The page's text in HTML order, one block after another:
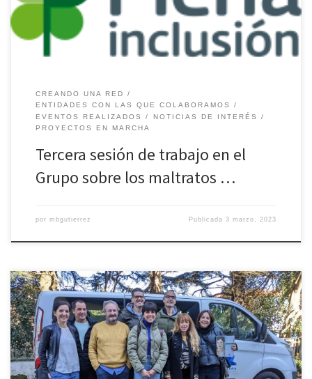
CREANDO UNA RED
ENTIDADES CON LAS QUE COLABORAMOS
EVENTOS REALIZADOS
NOTICIAS DE INTERÉS
PROYECTOS EN MARCHA
Tercera sesión de trabajo en el
Grupo sobre los maltratos …
por mbgutierrez Publicada3 marzo, 2023
https://blogs.uned.es/protedis/visitamos-los-centros-de-gautena-
en-su-acreditacion-en-calidad-por-protedis/